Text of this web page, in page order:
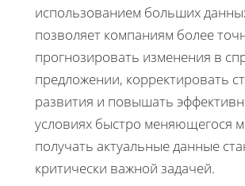
использованием больших
позволяет компаниям более
прогнозировать изменения в
предложении, корректировать
развития и повышать
условиях быстро меняющегося
получать актуальные данные
критически важной задачей.